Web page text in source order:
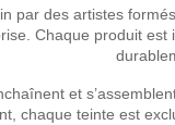
par des artistes
Chaque produit
et
chaque teinte est